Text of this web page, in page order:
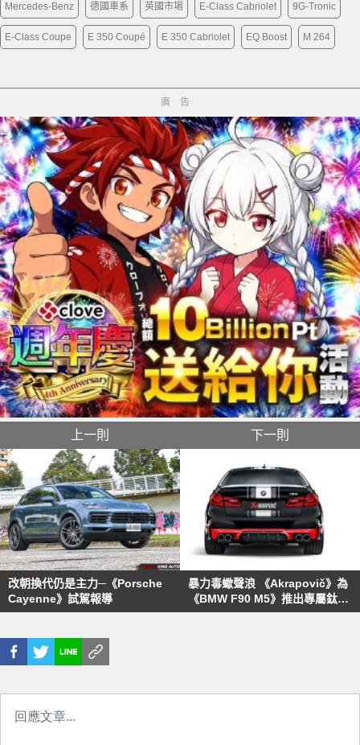
Mercedes-Benz 德國車系 英國市場 E-Class Cabriolet 9G-Tronic
E-Class Coupe E 350 Coupé E 350 Cabriolet EQ Boost M 264
廣告
上一則
改朝換代仍是主力─《Porsche
Cayenne》試駕報導
下一則
暴力毒蠍聲浪 《Akrapovič》為
《BMW F90 M5》推出專屬鈦合
金排氣管